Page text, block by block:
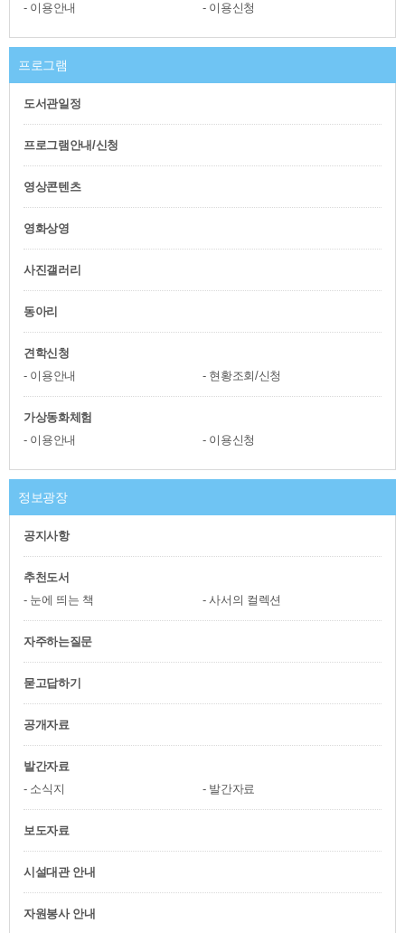
이용안내
이용신청
프로그램
도서관일정
프로그램안내/신청
영상콘텐츠
영화상영
사진갤러리
동아리
견학신청
이용안내
현황조회/신청
가상동화체험
이용안내
이용신청
정보광장
공지사항
추천도서
눈에 띄는 책
사서의 컬렉션
자주하는질문
묻고답하기
공개자료
발간자료
소식지
발간자료
보도자료
시설대관 안내
자원봉사 안내